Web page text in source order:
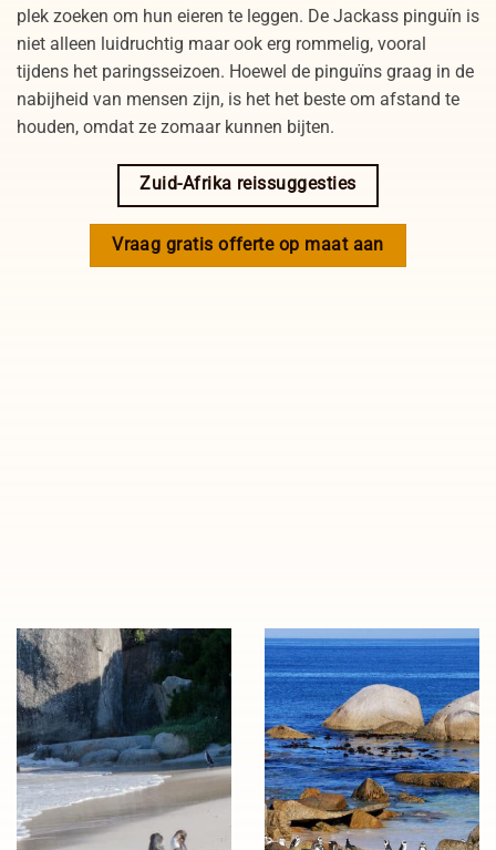
plek zoeken om hun eieren te leggen. De Jackass pinguïn is
niet alleen luidruchtig maar ook erg rommelig, vooral
tijdens het paringsseizoen. Hoewel de pinguïns graag in de
nabijheid van mensen zijn, is het het beste om afstand te
houden, omdat ze zomaar kunnen bijten.
Zuid-Afrika reissuggesties
Vraag gratis offerte op maat aan